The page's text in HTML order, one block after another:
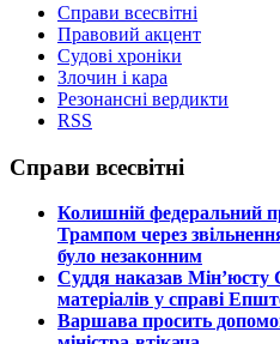
Справи всесвітні
Правовий акцент
Судові хроніки
Злочин і кара
Резонансні вердикти
RSS
Справи всесвітні
​Колишній федеральний
Трампом через
було незаконним
​Суддя наказав
матеріалів у справі
​Варшава просить